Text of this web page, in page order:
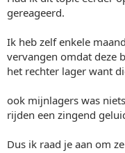
gereageerd.
Ik heb zelf enkele
vervangen omdat deze
het rechter lager want
ook mijnlagers was
rijden een zingend
Dus ik raad je aan om